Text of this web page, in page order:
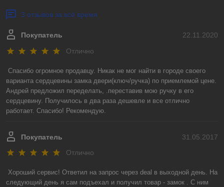
3 отзывов за всё время
22.11.2020
Покупатель
Отлично
Спасибо огромное продавцу. Никак не мог найти в городе своего
варианта сердцевины замка двери(ключ/ручка) по приемлемой цене.
Андрей предложил переделать, .переставив мою ручку в его
сердцевину. Получилось в два раза дешевле и все отлично
работает. Спасибо! Рекомендую.
31.05.2017
Покупатель
Отлично
Хороший сервис! Ответил на запрос через deal в выходной день. На
следующий день я сам подъехал и получил товар - замок . С ним